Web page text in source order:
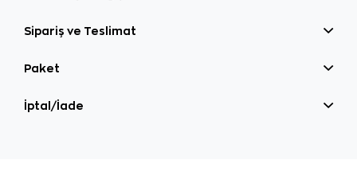
Sipariş ve Teslimat
Paket
İptal/İade